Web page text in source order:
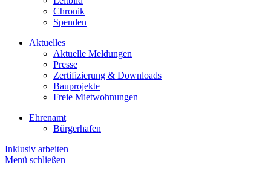
Chronik
Spenden
Aktuelles
Aktuelle Meldungen
Presse
Zertifizierung & Downloads
Bauprojekte
Freie Mietwohnungen
Ehrenamt
Bürgerhafen
Inklusiv arbeiten
Menü schließen